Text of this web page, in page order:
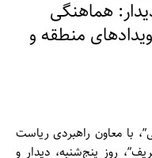
هماهنگی
منطقه و
با معاون راهبردی ریاست
روز پنج‌شنبه، دیدار و